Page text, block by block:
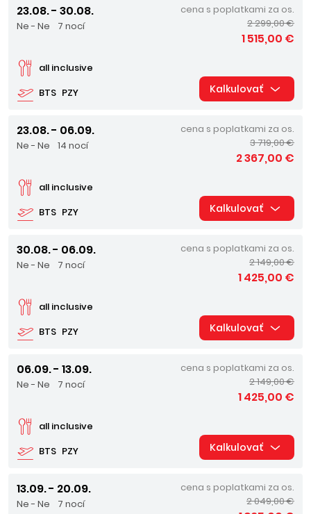
23.08. - 30.08.
Ne - Ne 7 nocí
BTS PZY
all inclusive
cena s poplatkami za os.
2 299,00 €
1 515,00 €
Kalkulovať
23.08. - 06.09.
Ne - Ne 14 nocí
BTS PZY
all inclusive
cena s poplatkami za os.
3 719,00 €
2 367,00 €
Kalkulovať
30.08. - 06.09.
Ne - Ne 7 nocí
BTS PZY
all inclusive
cena s poplatkami za os.
2 149,00 €
1 425,00 €
Kalkulovať
06.09. - 13.09.
Ne - Ne 7 nocí
BTS PZY
all inclusive
cena s poplatkami za os.
2 149,00 €
1 425,00 €
Kalkulovať
13.09. - 20.09.
Ne - Ne 7 nocí
cena s poplatkami za os.
2 049,00 €